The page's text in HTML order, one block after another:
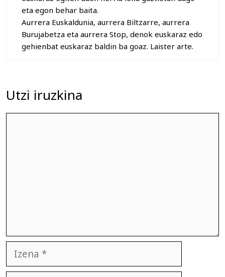
eta egon behar baita.
Aurrera Euskaldunia, aurrera Biltzarre, aurrera
Burujabetza eta aurrera Stop, denok euskaraz edo
gehienbat euskaraz baldin ba goaz. Laister arte.
Utzi iruzkina